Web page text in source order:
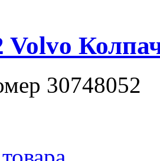
Volvo
30748052